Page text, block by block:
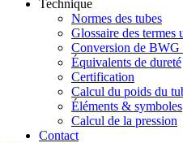
Technique
Normes des tubes
Glossaire des termes
Conversion de BWG
Équivalents de dureté
Certification
Calcul du poids du
Éléments & symboles
Calcul de la pression
Contact